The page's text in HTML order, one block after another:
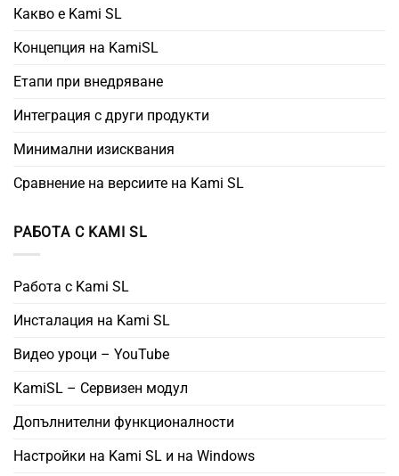
Какво е Kami SL
Концепция на KamiSL
Етапи при внедряване
Интеграция с други продукти
Минимални изисквания
Сравнение на версиите на Kami SL
РАБОТА С KAMI SL
Работа с Kami SL
Инсталация на Kami SL
Видео уроци – YouTube
KamiSL – Сервизен модул
Допълнителни функционалности
Настройки на Kami SL и на Windows